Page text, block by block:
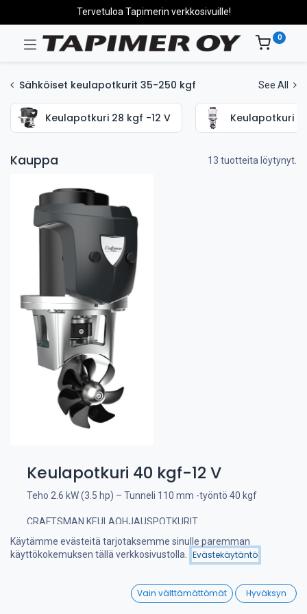
Nimi (A-Ö)
Wishlist
Tervetuloa Tapimerin verkkosivuille!
0
Sähköiset keulapotkurit 35-250 kgf See All
Keulapotkuri 28 kgf -12 V Keulapotkuri
Kauppa 13 tuotteita löytynyt.
Keulapotkuri 40 kgf-12 V
Teho 2.6 kW (3.5 hp) – Tunneli 110 mm -työntö 40 kgf
CRAFTSMAN KEULAOHJAUSPOTKURIT
Tehokas ja hiljainen keulapotkuri, suunniteltu Hollannissa.
Erikoissuunnitellut 7-lapaiset potkurit antavat erittäin
Käytämme evästeitä tarjotaksemme sinulle paremman
käyttökokemuksen tällä verkkosivustolla.
Evästekäytäntö
Vain välttämättömät Hyväksyn